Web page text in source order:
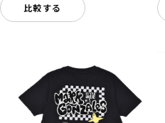
比較する